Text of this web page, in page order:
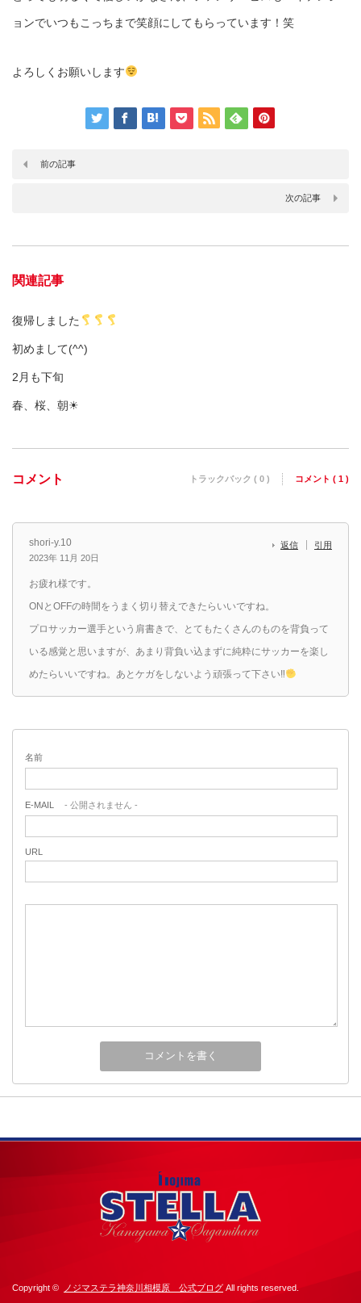
ョンでいつもこっちまで笑顔にしてもらっています！笑
よろしくお願いします
前の記事
次の記事
関連記事
復帰しました
初めまして(^^)
2月も下旬
春、桜、朝☀︎
コメント トラックバック ( 0 ) コメント ( 1 )
shori-y.10
2023年 11月 20日
返信 引用
お疲れ様です。
ONとOFFの時間をうまく切り替えできたらいいですね。
プロサッカー選手という肩書きで、とてもたくさんのものを背負って
いる感覚と思いますが、あまり背負い込まずに純粋にサッカーを楽し
めたらいいですね。あとケガをしないよう頑張って下さい‼︎
名前
E-MAIL - 公開されません -
URL
Copyright © ノジマステラ神奈川相模原 公式ブログ All rights reserved.